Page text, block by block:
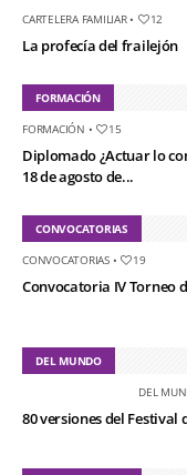
CARTELERA FAMILIAR• 12
La profecía del frailejón
FORMACIÓN
FORMACIÓN • 15
Diplomado ¿Actuar lo
18 de agosto de...
CONVOCATORIAS
CONVOCATORIAS• 19
Convocatoria IV Torneo
DEL MUNDO
DEL
80 versiones del Festival